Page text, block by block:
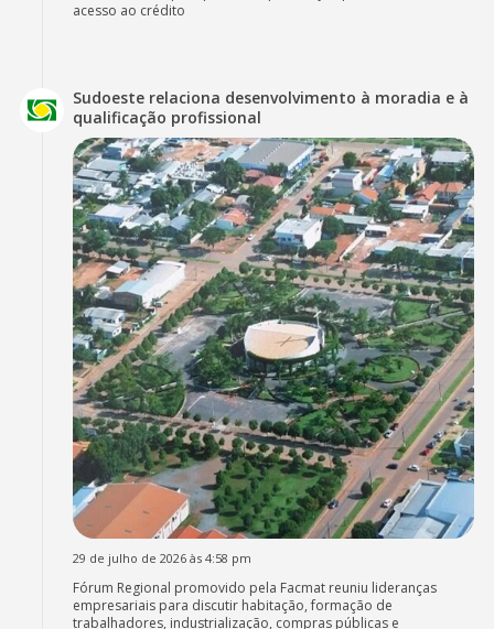
acesso ao crédito
Sudoeste relaciona desenvolvimento à moradia e à
qualificação profissional
29 de julho de 2026 às 4:58 pm
Fórum Regional promovido pela Facmat reuniu lideranças
empresariais para discutir habitação, formação de
trabalhadores, industrialização, compras públicas e